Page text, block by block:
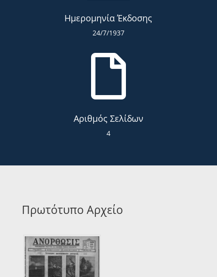
Ημερομηνία Έκδοσης
24/7/1937

Αριθμός Σελίδων
4
Πρωτότυπο Αρχείο